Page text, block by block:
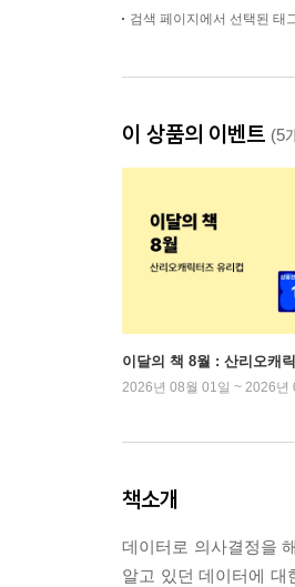
검색 페이지에서 선택된 태
이 상품의 이벤트 (5
이달의 책 8월 : 산리오캐
2026년 08월 01일 ~ 2026년
책소개
데이터로 의사결정을
알고 있던 데이터에 대